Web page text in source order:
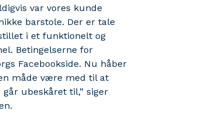
var vores kunde
barstole. Der er tale
i et funktionelt og
Betingelserne for
Facebookside. Nu håber
måde være med til at
ubeskåret til,” siger